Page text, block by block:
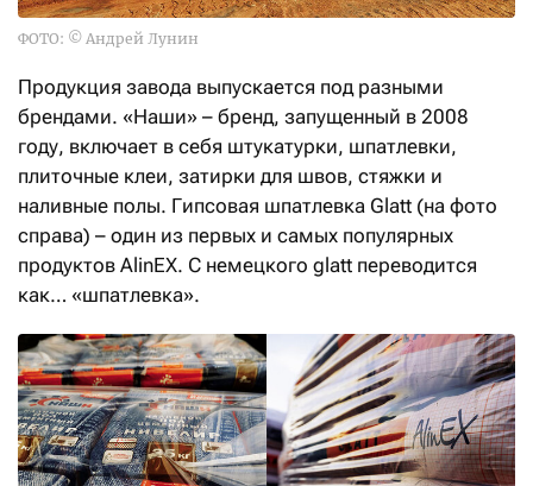
ФОТО: © Андрей Лунин
Продукция завода выпускается под разными
брендами. «Наши» – бренд, запущенный в 2008
году, включает в себя штукатурки, шпатлевки,
плиточные клеи, затирки для швов, стяжки и
наливные полы. Гипсовая шпатлевка Glatt (на фото
справа) – один из первых и самых популярных
продуктов AlinEX. С немецкого glatt переводится
как… «шпатлевка».